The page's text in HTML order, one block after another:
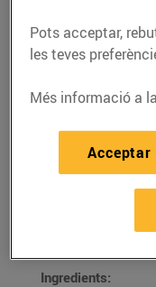
RECEPTES
Peus
pinyons
Ingredients:
Pots acceptar,
les teves
Més informació a la
Acceptar